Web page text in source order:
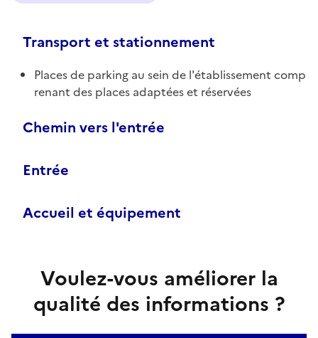
Transport et stationnement
Places de parking au sein de l'établissement comp
renant des places adaptées et réservées
Chemin vers l'entrée
Entrée
Accueil et équipement
Voulez-vous améliorer la
qualité des informations ?